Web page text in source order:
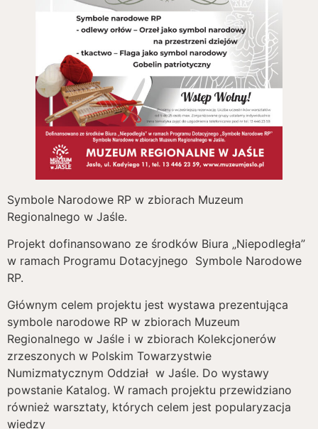
Symbole Narodowe RP w zbiorach Muzeum
Regionalnego w Jaśle.
Projekt dofinansowano ze środków Biura „Niepodległa”
w ramach Programu Dotacyjnego Symbole Narodowe
RP.
Głównym celem projektu jest wystawa prezentująca
symbole narodowe RP w zbiorach Muzeum
Regionalnego w Jaśle i w zbiorach Kolekcjonerów
zrzeszonych w Polskim Towarzystwie
Numizmatycznym Oddział w Jaśle. Do wystawy
powstanie Katalog. W ramach projektu przewidziano
również warsztaty, których celem jest popularyzacja
wiedzy